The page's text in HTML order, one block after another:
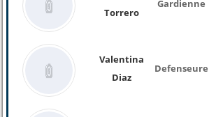
Torrero
Gardienne
Valentina
Diaz
Defenseure